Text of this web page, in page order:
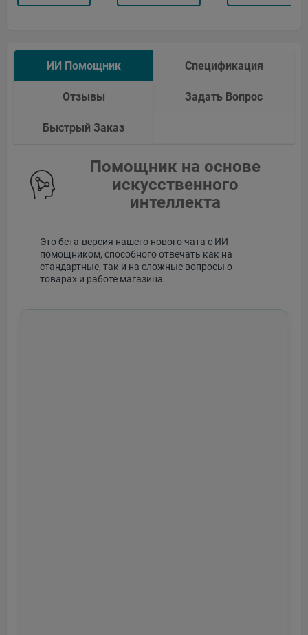
ИИ Помощник Спецификация
Отзывы Задать Вопрос
Быстрый Заказ
Помощник на основе
искусственного
интеллекта
Это бета-версия нашего нового чата с ИИ
помощником, способного отвечать как на
стандартные, так и на сложные вопросы о
товарах и работе магазина.